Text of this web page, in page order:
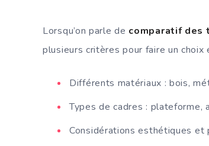
Lorsqu’on parle de comparatif des
plusieurs critères pour faire un
Différents matériaux : bois,
Types de cadres : plateforme,
Considérations esthétiques et